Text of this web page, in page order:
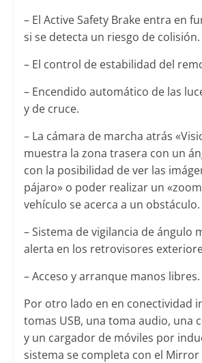
– El Active Safety Brake entra en
si se detecta un riesgo de colisión.
– El control de estabilidad del
– Encendido automático de las
y de cruce.
– La cámara de marcha atrás
muestra la zona trasera con un
con la posibilidad de ver las
pájaro» o poder realizar un
vehículo se acerca a un obstáculo.
– Sistema de vigilancia de ángulo
alerta en los retrovisores
– Acceso y arranque manos libres.
Por otro lado en en conectividad
tomas USB, una toma audio, una
y un cargador de móviles por
sistema se completa con el Mirror